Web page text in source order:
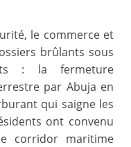
le commerce et
brûlants sous
: la fermeture
par Abuja en
qui saigne les
ont convenu
corridor maritime